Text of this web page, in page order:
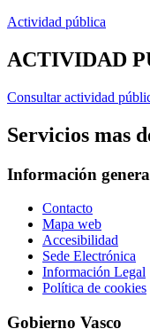
Actividad pública
ACTIVIDAD
Consultar actividad
Servicios mas
Información
Contacto
Mapa web
Accesibilidad
Sede Electrónica
Información Legal
Política de cookies
Gobierno Vasco